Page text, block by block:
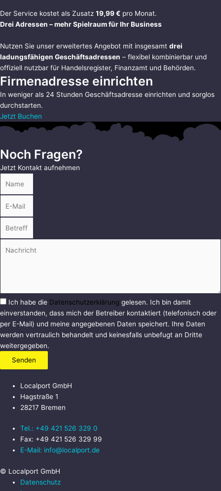
Der Service kostet als Zusatz 19,99 € pro Monat.
Drei Adressen – mehr Spielraum für Ihr Business
Nutzen Sie unser erweitertes Angebot mit insgesamt drei
ladungsfähigen Geschäftsadressen – flexibel kombinierbar und
offiziell nutzbar für Handelsregister, Finanzamt und Behörden.
Firmenadresse einrichten
In weniger als 24 Stunden Geschäftsadresse einrichten und sorglos
durchstarten.
Jetzt Buchen
Noch Fragen?
Jetzt Kontakt aufnehmen
Ich habe die Datenschutzerklärung gelesen. Ich bin damit
einverstanden, dass mich der Betreiber kontaktiert (telefonisch oder
per E-Mail) und meine angegebenen Daten speichert. Ihre Daten
werden vertraulich behandelt und keinesfalls unbefugt an Dritte
weitergegeben.
Senden
Localport GmbH
Hagstraße 1
28217 Bremen
Tel.: +49 421 526 329 0
Fax: +49 421 526 329 99
E-Mail: info@localport.de
© Localport GmbH
Datenschutz